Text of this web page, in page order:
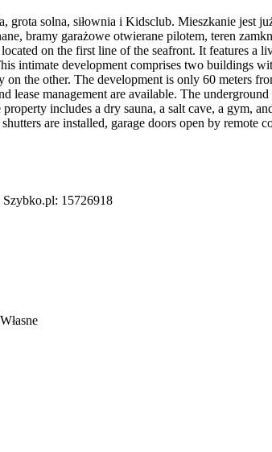
grota solna, siłownia i Kidsclub. Mieszkanie
bramy garażowe otwierane pilotem, teren
on the first line of the seafront. It features a
intimate development comprises two buildings
the other. The development is only 60 meters
lease management are available. The
includes a dry sauna, a salt cave, a gym,
are installed, garage doors open by remote
Szybko.pl: 15726918
Własne